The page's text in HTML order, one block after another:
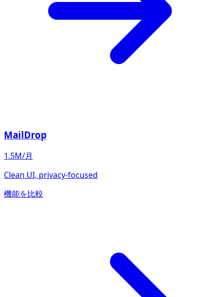
MailDrop
1.5M/月
Clean UI, privacy-focused
機能を比較